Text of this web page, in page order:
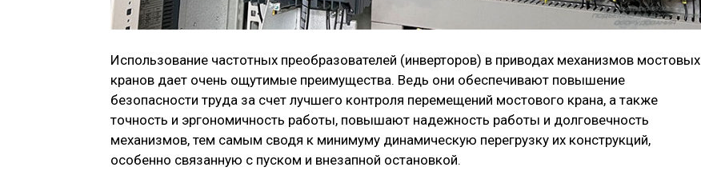
Использование частотных преобразователей (инверторов) в приводах механизмов мостовых
кранов дает очень ощутимые преимущества. Ведь они обеспечивают повышение
безопасности труда за счет лучшего контроля перемещений мостового крана, а также
точность и эргономичность работы, повышают надежность работы и долговечность
механизмов, тем самым сводя к минимуму динамическую перегрузку их конструкций,
особенно связанную с пуском и внезапной остановкой.